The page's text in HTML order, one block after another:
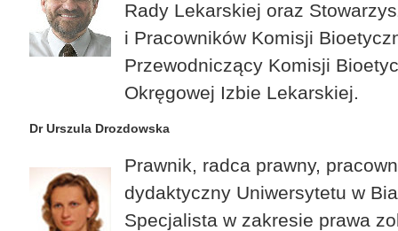
Rady Lekarskiej oraz
i Pracowników Komisji
Przewodniczący Komisji
Okręgowej Izbie Lekarskiej.
Dr Urszula Drozdowska
Prawnik, radca prawny,
dydaktyczny Uniwersytetu w
Specjalista w zakresie prawa